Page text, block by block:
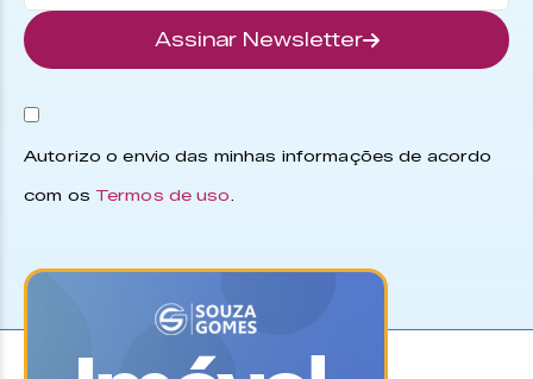
Assinar Newsletter
Autorizo o envio das minhas informações de acordo
com os Termos de uso.